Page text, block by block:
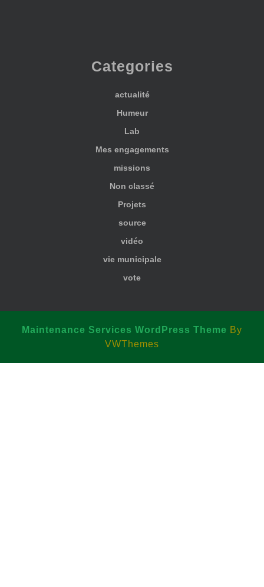
Categories
actualité
Humeur
Lab
Mes engagements
missions
Non classé
Projets
source
vidéo
vie municipale
vote
Maintenance Services WordPress Theme By
VWThemes